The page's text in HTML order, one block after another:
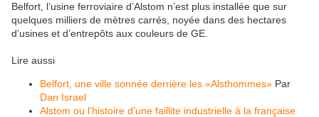
Belfort, l’usine ferroviaire d’Alstom n’est plus installée que sur
quelques milliers de mètres carrés, noyée dans des hectares
d’usines et d’entrepôts aux couleurs de GE.
Lire aussi
Belfort, une ville sonnée derrière les «Alsthommes» Par
Dan Israel
Alstom ou l’histoire d’une faillite industrielle à la française